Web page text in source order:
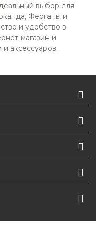
выбор для
Ферганы и
и удобство в
магазин и
аксессуаров.